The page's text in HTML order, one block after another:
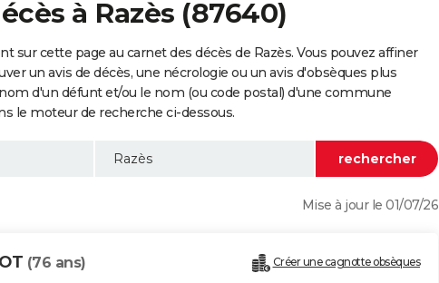
à Razès (87640)
sur cette page au carnet des décès de Razès. Vous pouvez affiner
un avis de décès, une nécrologie ou un avis d'obsèques plus
d'un défunt et/ou le nom (ou code postal) d'une commune
le moteur de recherche ci-dessous.
Mise à jour le 01/07/26
(76 ans) Créer une cagnotte obsèques